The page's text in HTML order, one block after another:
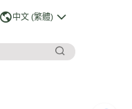
中文 (繁體)